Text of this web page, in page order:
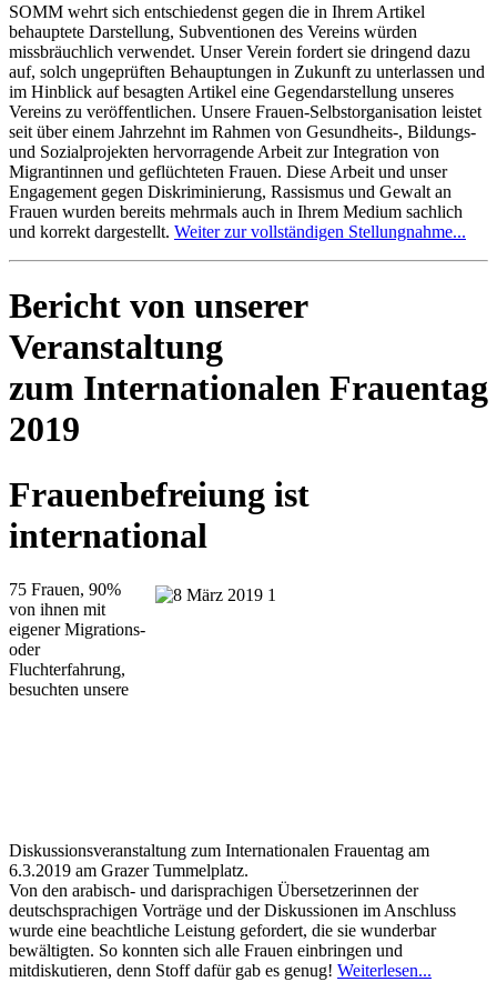
SOMM wehrt sich entschiedenst gegen die in Ihrem Artikel
behauptete Darstellung, Subventionen des Vereins würden
missbräuchlich verwendet. Unser Verein fordert sie dringend dazu
auf, solch ungeprüften Behauptungen in Zukunft zu unterlassen und
im Hinblick auf besagten Artikel eine Gegendarstellung unseres
Vereins zu veröffentlichen. Unsere Frauen-Selbstorganisation leistet
seit über einem Jahrzehnt im Rahmen von Gesundheits-, Bildungs-
und Sozialprojekten hervorragende Arbeit zur Integration von
Migrantinnen und geflüchteten Frauen. Diese Arbeit und unser
Engagement gegen Diskriminierung, Rassismus und Gewalt an
Frauen wurden bereits mehrmals auch in Ihrem Medium sachlich
und korrekt dargestellt. Weiter zur vollständigen Stellungnahme...
Bericht von unserer
Veranstaltung
zum Internationalen Frauentag
2019
Frauenbefreiung ist
international
75 Frauen, 90%
von ihnen mit
eigener Migrations-
oder
Fluchterfahrung,
besuchten unsere
Diskussionsveranstaltung zum Internationalen Frauentag am
6.3.2019 am Grazer Tummelplatz.
Von den arabisch- und darisprachigen Übersetzerinnen der
deutschsprachigen Vorträge und der Diskussionen im Anschluss
wurde eine beachtliche Leistung gefordert, die sie wunderbar
bewältigten. So konnten sich alle Frauen einbringen und
mitdiskutieren, denn Stoff dafür gab es genug! Weiterlesen...